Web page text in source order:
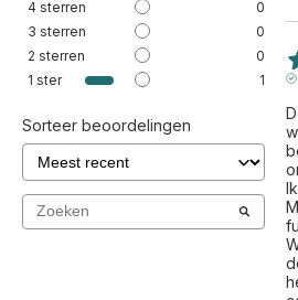
4 sterren
0
3 sterren
0
2 sterren
0
1 ster 1
Sorteer beoordelingen